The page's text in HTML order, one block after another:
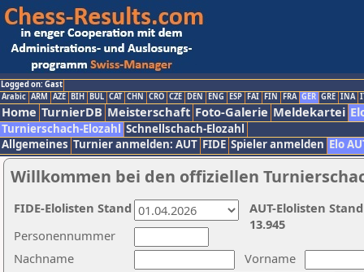
Logged on: Gast
Arabic ARM AZE BIH BUL CAT CHN CRO CZE DEN ENG ESP FAI FIN FRA GER GRE INA
Home TurnierDB Meisterschaft Foto-Galerie Meldekartei
Turnierschach-Elozahl Schnellschach-Elozahl
Allgemeines Turnier anmelden: AUT FIDE Spieler anmelden Elo
Willkommen bei den offiziellen
Nachname
Vorname
Personennummer
AUT-Elolisten
13.945
FIDE-Elolisten Stand